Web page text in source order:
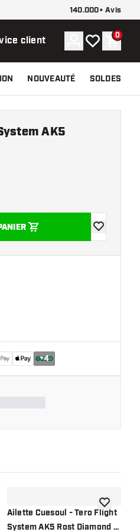
140.000+ Avis
client Compte
Ma liste de
Panier
0
NOUVEAUTÉ SOLDES
AK5
ajouter à la
+4
la liste de souhaits
Ailette Cuesoul - Tero Flight
System AK5 Rost Diamond -
ajouter à